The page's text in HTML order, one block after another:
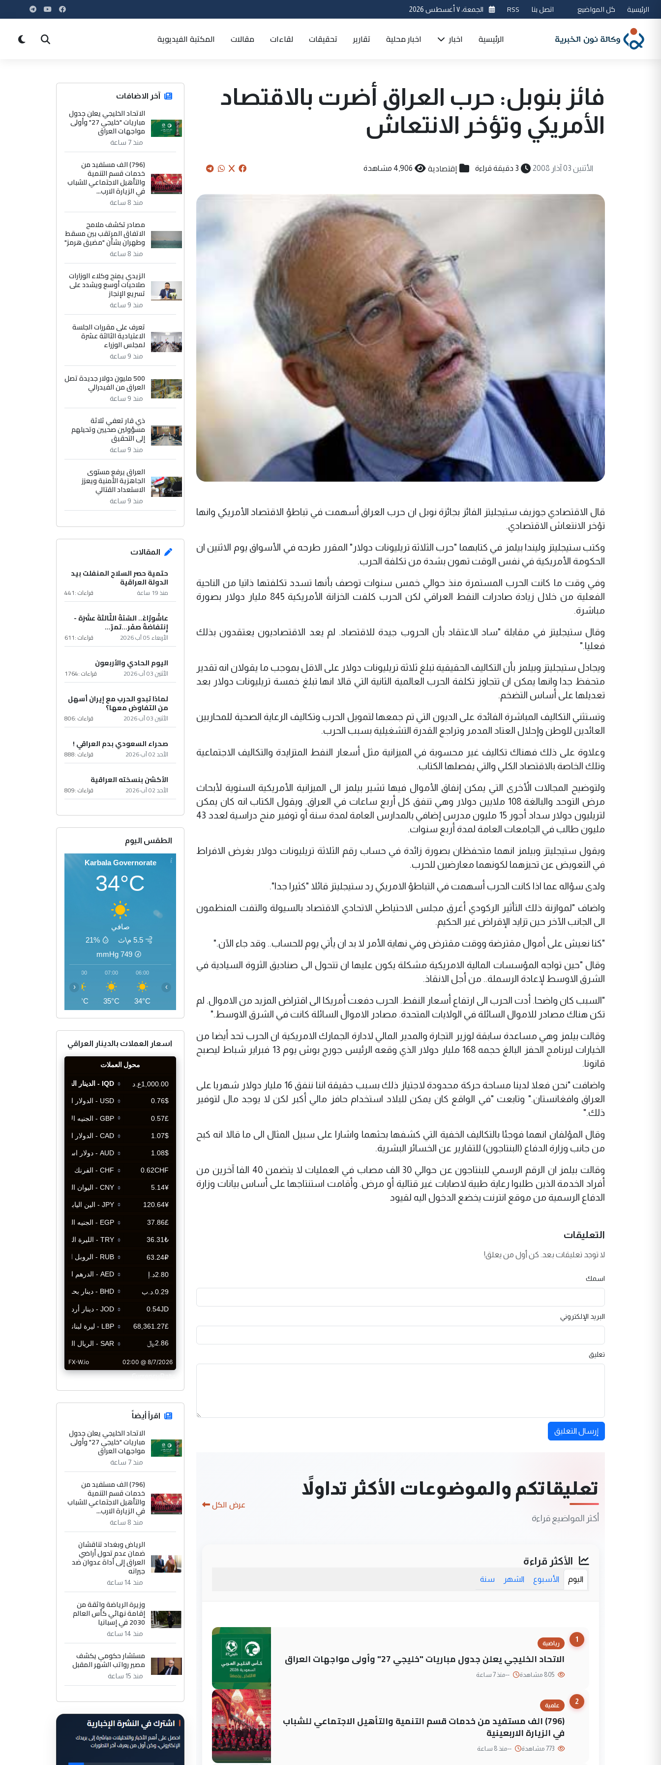
الرئيسية كل المواضيع اتصل بنا RSS الجمعة، ٧ أغسطس 2026
الرئيسية اخبار اخبار محلية تقارير تحقيقات لقاءات مقالات المكتبة الفيديوية
فائز بنوبل: حرب العراق أضرت بالاقتصاد
الأمريكي وتؤخر الانتعاش
الأثنين 03 آذار 2008 3 دقيقة قراءة إقتصادية 4,906 مشاهدة
قال الاقتصادي جوزيف ستيجليتز الفائز بجائزة نوبل ان حرب العراق أسهمت في تباطؤ الاقتصاد الأمريكي وانها
تؤخر الانتعاش الاقتصادي.
وكتب ستيجليتز وليندا بيلمز في كتابهما "حرب الثلاثة تريليونات دولار" المقرر طرحه في الأسواق يوم الاثنين ان
الحكومة الأمريكية في نفس الوقت تهون بشدة من تكلفة الحرب.
وفي وقت ما كانت الحرب المستمرة منذ حوالي خمس سنوات توصف بأنها تسدد تكلفتها ذاتيا من الناحية
الفعلية من خلال زيادة صادرات النفط العراقي لكن الحرب كلفت الخزانة الأمريكية 845 مليار دولار بصورة
مباشرة.
وقال ستيجليتز في مقابلة "ساد الاعتقاد بأن الحروب جيدة للاقتصاد. لم يعد الاقتصاديون يعتقدون بذلك
فعليا."
ويجادل ستيجليتز وبيلمز بأن التكاليف الحقيقية تبلغ ثلاثة تريليونات دولار على الاقل بموجب ما يقولان انه تقدير
متحفظ جدا وانها يمكن ان تتجاوز تكلفة الحرب العالمية الثانية التي قالا انها تبلغ خمسة تريليونات دولار بعد
تعديلها على أساس التضخم.
وتستثني التكاليف المباشرة الفائدة على الديون التي تم جمعها لتمويل الحرب وتكاليف الرعاية الصحية للمحاربين
العائدين للوطن وإحلال العتاد المدمر وتراجع القدرة التشغيلية بسبب الحرب.
وعلاوة على ذلك فهناك تكاليف غير محسوبة في الميزانية مثل أسعار النفط المتزايدة والتكاليف الاجتماعية
وتلك الخاصة بالاقتصاد الكلي والتي يفصلها الكتاب.
ولتوضيح المجالات الأُخرى التي يمكن إنفاق الأموال فيها تشير بيلمز الى الميزانية الأمريكية السنوية لأبحاث
مرض التوحد والبالغة 108 ملايين دولار وهي تنفق كل أربع ساعات في العراق. ويقول الكتاب انه كان يمكن
لتريليون دولار سداد أجور 15 مليون مدرس إضافي بالمدارس العامة لمدة سنة أو توفير منح دراسية لعدد 43
مليون طالب في الجامعات العامة لمدة أربع سنوات.
ويقول ستيجليتز وبيلمز انهما متحفظان بصورة زائدة في حساب رقم الثلاثة تريليونات دولار بغرض الافراط
في التعويض عن تحيزهما لكونهما معارضين للحرب.
ولدى سؤاله عما اذا كانت الحرب أسهمت في التباطؤ الامريكي رد ستيجليتز قائلا "كثيرا جدا".
واضاف "لموازنة ذلك التأثير الركودي أغرق مجلس الاحتياطي الاتحادي الاقتصاد بالسيولة والتفت المنظمون
الى الجانب الآخر حين تزايد الإقراض غير الحكيم.
"كنا نعيش على أموال مقترضة ووقت مقترض وفي نهاية الأمر لا بد ان يأتي يوم للحساب.. وقد جاء الآن."
وقال "حين تواجه المؤسسات المالية الامريكية مشكلة يكون عليها ان تتحول الى صناديق الثروة السيادية في
الشرق الاوسط لإعادة الرسملة.. من أجل الانقاذ.
"السبب كان واضحا. أدت الحرب الى ارتفاع أسعار النفط. الحرب دفعت أمريكا الى اقتراض المزيد من الاموال. لم
تكن هناك مصادر للاموال السائلة في الولايات المتحدة. مصادر الاموال السائلة كانت في الشرق الاوسط."
وقالت بيلمز وهي مساعدة سابقة لوزير التجارة والمدير المالي لادارة الجمارك الامريكية ان الحرب تحد أيضا من
الخيارات لبرنامج الحفز البالغ حجمه 168 مليار دولار الذي وقعه الرئيس جورج بوش يوم 13 فبراير شباط ليصبح
قانونا.
واضافت "نحن فعلا لدينا مساحة حركة محدودة لاجتياز ذلك بسبب حقيقة اننا ننفق 16 مليار دولار شهريا على
العراق وافغانستان." وتابعت "في الواقع كان يمكن للبلاد استخدام حافز مالي أكبر لكن لا يوجد مال لتوفير
ذلك."
وقال المؤلفان انهما فوجئا بالتكاليف الخفية التي كشفها بحثهما واشارا على سبيل المثال الى ما قالا انه كبح
من جانب وزارة الدفاع (البنتاجون) للتقارير عن الخسائر البشرية.
وقالت بيلمز ان الرقم الرسمي للبنتاجون عن حوالي 30 الف مصاب في العمليات لا يتضمن 40 الفا آخرين من
أفراد الخدمة الذين طلبوا رعاية طبية لاصابات غير قتالية أو مرض. وأقامت استنتاجها على أساس بيانات وزارة
الدفاع الرسمية من موقع انترنت يخضع الدخول اليه لقيود
التعليقات
لا توجد تعليقات بعد. كن أول من يعلق!
اسمك
البريد الإلكتروني
تعليق
إرسال التعليق
تعليقاتكم والموضوعات الأكثر تداولاً
أكثر المواضيع قراءة
عرض الكل
الأكثر قراءة
اليوم الأسبوع الشهر سنة
1
رياضية
الاتحاد الخليجي يعلن جدول مباريات "خليجي 27" وأولى مواجهات العراق
--منذ 7 ساعة
2
علمية
(796) الف مستفيد من خدمات قسم التنمية والتأهيل الاجتماعي للشباب
في الزيارة الاربعينية
--منذ 8 ساعة
آخر الاضافات
الاتحاد الخليجي يعلن جدول
مباريات "خليجي 27" وأولى
مواجهات العراق
منذ 7 ساعة
(796) الف مستفيد من
خدمات قسم التنمية
والتأهيل الاجتماعي للشباب
في الزيارة الارب...
منذ 8 ساعة
مصادر تكشف ملامح
الاتفاق المرتقب بين مسقط
وطهران بشأن "مضيق هرمز"
منذ 8 ساعة
الزيدي يمنح وكلاء الوزارات
صلاحيات أوسع ويشدد على
تسريع الإنجاز
منذ 9 ساعة
تعرف على مقررات الجلسة
الاعتيادية الثالثة عشرة
لمجلس الوزراء
منذ 9 ساعة
500 مليون دولار جديدة تصل
العراق من الفيدرالي
منذ 9 ساعة
ذي قار تعفي ثلاثة
مسؤولين صحيين وتحيلهم
إلى التحقيق
منذ 9 ساعة
العراق يرفع مستوى
الجاهزية الأمنية ويعزز
الاستعداد القتالي
منذ 9 ساعة
المقالات
حتمية حصر السلاح المنفلت بيد
الدولة العراقية
منذ 19 ساعة قراءات :441
عاشُورْاءُ.. السّنَةُ الثّالثةَ عشَرَة -
إِنتفاضةُ صفَر…تمرّ...
الأربعاء 05 آب 2026 قراءات :611
اليوم الحادي والأربعون
الأثنين 03 آب 2026 قراءات :1764
لماذا تبدو الحرب مع إيران أسهل
من التفاوض معها؟
الأثنين 03 آب 2026 قراءات :806
صحراء السعودي بدم العراقي !
الأحد 02 آب 2026 قراءات :888
الأكشن بنسخته العراقية
الأحد 02 آب 2026 قراءات :809
الطقس اليوم
Karbala Governorate
34°C
صافي
5.5 م\ث
21%
749
mmHg
06:00
34°C
07:00
35°C
08:00
36°C
‹ ›
اسعار العملات بالدينار العراقي
CurrencyRate
اقرأ أيضاً
الاتحاد الخليجي يعلن جدول
مباريات "خليجي 27" وأولى
مواجهات العراق
منذ 7 ساعة
(796) الف مستفيد من
خدمات قسم التنمية
والتأهيل الاجتماعي للشباب
في الزيارة الارب...
منذ 8 ساعة
الرياض وبغداد تناقشان
ضمان عدم تحول أراضي
العراق إلى أداة عدوان ضد
جيرانه
منذ 14 ساعة
وزيرة الرياضة واثقة من
إقامة نهائي كأس العالم
2030 في إسبانيا
منذ 14 ساعة
مستشار حكومي يكشف
مصير رواتب الشهر المقبل
منذ 15 ساعة